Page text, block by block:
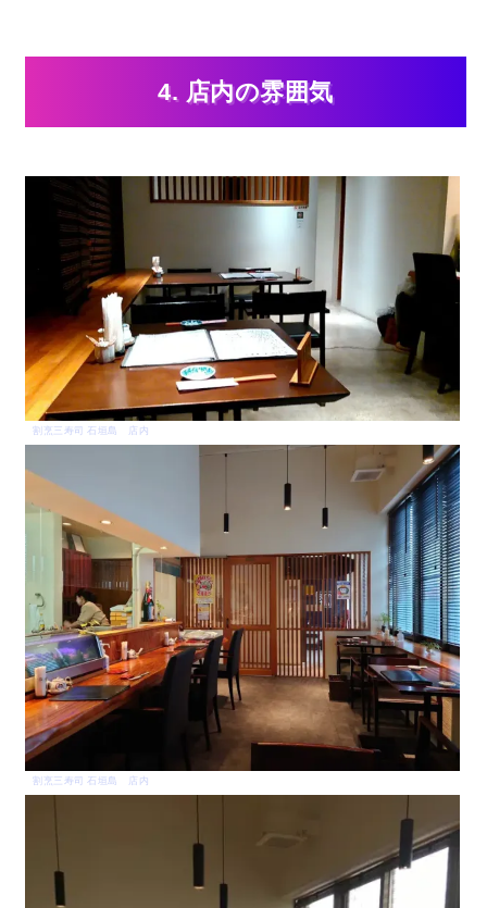
4. 店内の雰囲気
割烹三寿司 石垣島 店内
割烹三寿司 石垣島 店内